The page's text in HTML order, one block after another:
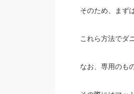
そのため、まず
これら方法でダ
なお、専用のも